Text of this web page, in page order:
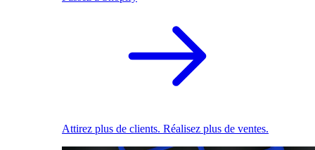
Attirez plus de clients. Réalisez plus de ventes.